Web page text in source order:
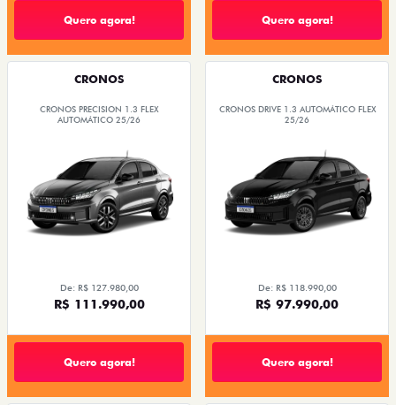
Quero agora! Quero agora!
CRONOS
CRONOS PRECISION 1.3 FLEX
AUTOMÁTICO 25/26
De: R$ 127.980,00
R$ 111.990,00
Quero agora!
CRONOS
CRONOS DRIVE 1.3 AUTOMÁTICO FLEX
25/26
De: R$ 118.990,00
R$ 97.990,00
Quero agora!